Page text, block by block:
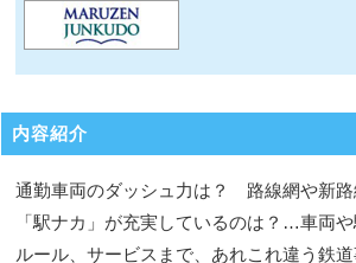
内容紹介
通勤車両のダッシュ力は？ 路線網や新
「駅ナカ」が充実しているのは？…車両
ルール、サービスまで、あれこれ違う鉄